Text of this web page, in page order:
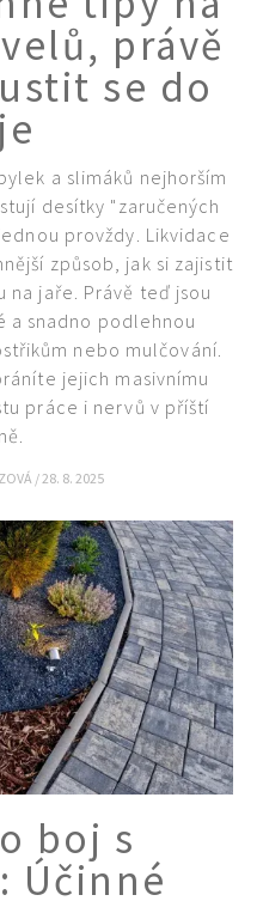
právě
se do
a slimáků nejhorším
desítky "zaručených
provždy. Likvidace
způsob, jak si zajistit
na jaře. Právě teď jsou
a snadno podlehnou
nebo mulčování.
jejich masivnímu
práce i nervů v příští
/ 28. 8. 2025
boj s
Účinné